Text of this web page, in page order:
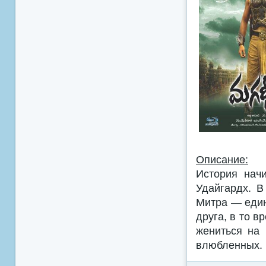
Описание:
История
Удайгардх.
Митра —
друга, в то
жениться на
влюбленных.